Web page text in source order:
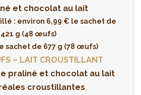
et chocolat au lait
: environ 6,99 € le sachet de
421 g (48 œufs)
sachet de 677 g (78 œufs)
– LAIT CROUSTILLANT
praliné et chocolat au lait
croustillantes